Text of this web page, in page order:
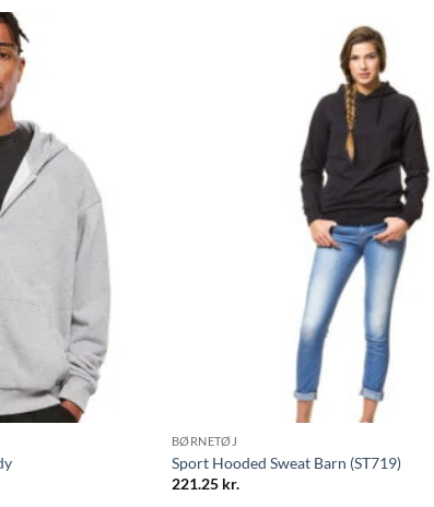
BØRNETØJ
Sport Hooded Sweat Barn (ST719)
221.25 kr.